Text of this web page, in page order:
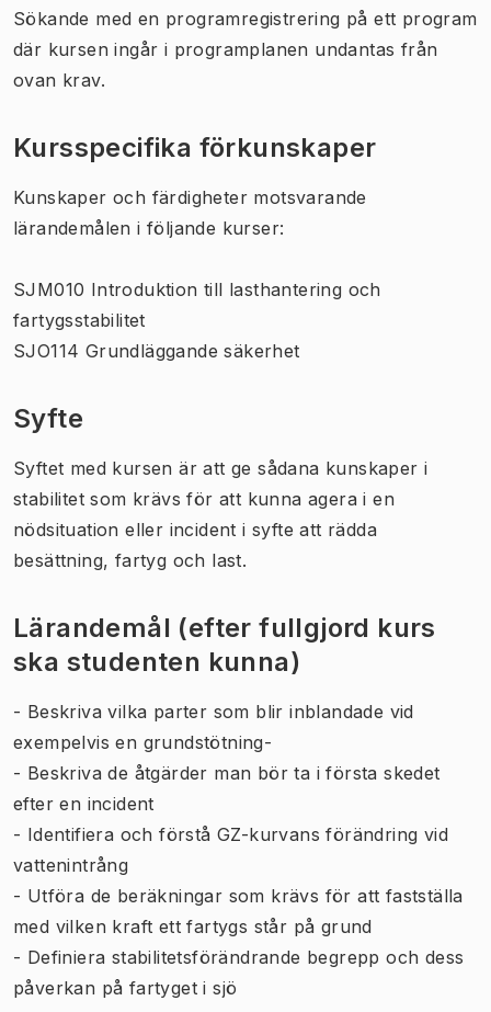
Sökande med en programregistrering på ett program
där kursen ingår i programplanen undantas från
ovan krav.
Kursspecifika förkunskaper
Kunskaper och färdigheter motsvarande
lärandemålen i följande kurser:
SJM010 Introduktion till lasthantering och
fartygsstabilitet
SJO114 Grundläggande säkerhet
Syfte
Syftet med kursen är att ge sådana kunskaper i
stabilitet som krävs för att kunna agera i en
nödsituation eller incident i syfte att rädda
besättning, fartyg och last.
Lärandemål (efter fullgjord kurs
ska studenten kunna)
- Beskriva vilka parter som blir inblandade vid
exempelvis en grundstötning-
- Beskriva de åtgärder man bör ta i första skedet
efter en incident
- Identifiera och förstå GZ-kurvans förändring vid
vattenintrång
- Utföra de beräkningar som krävs för att fastställa
med vilken kraft ett fartygs står på grund
- Definiera stabilitetsförändrande begrepp och dess
påverkan på fartyget i sjö